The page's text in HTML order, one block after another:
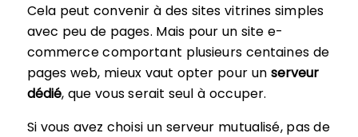
Cela peut convenir à des sites vitrines simples
avec peu de pages. Mais pour un site e-
commerce comportant plusieurs centaines de
pages web, mieux vaut opter pour un serveur
dédié, que vous serait seul à occuper.
Si vous avez choisi un serveur mutualisé, pas de